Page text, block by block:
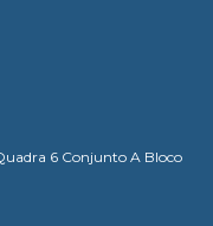
6 Conjunto A Bloco